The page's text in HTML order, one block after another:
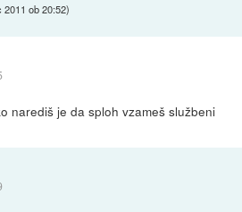
2011 ob 20:52)
narediš je da sploh vzameš službeni